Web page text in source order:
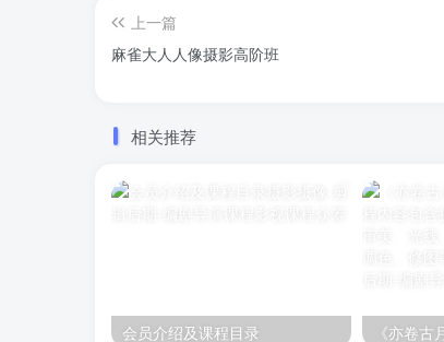
上一篇
麻雀大人人像摄影高阶班
相关推荐
会员介绍及课程目录